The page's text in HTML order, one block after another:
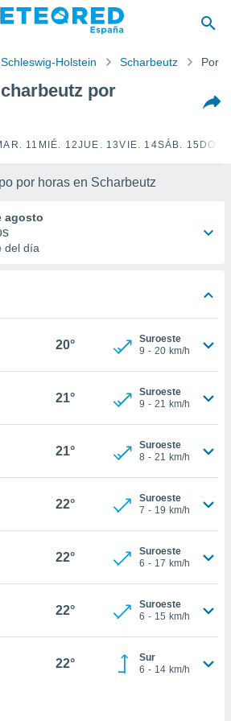
Schleswig-Holstein Scharbeutz Por
por
11 MIÉ. 12JUE. 13VIE. 14SÁB. 15
por horas en Scharbeutz
agosto
del día
20°
Suroeste
9 - 20 km/h
21°
Suroeste
9 - 21 km/h
21°
Suroeste
8 - 21 km/h
22°
Suroeste
7 - 19 km/h
22°
Suroeste
6 - 17 km/h
22°
Suroeste
6 - 15 km/h
22°
Sur
6 - 14 km/h